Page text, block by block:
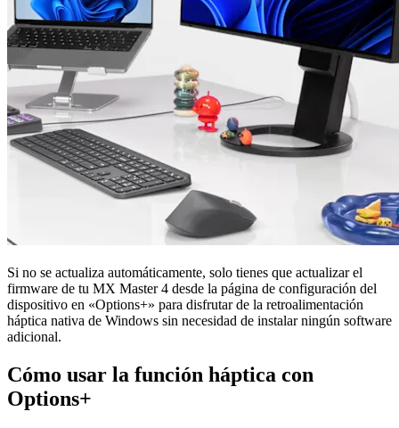
Si no se actualiza automáticamente, solo tienes que actualizar el
firmware de tu MX Master 4 desde la página de configuración del
dispositivo en «Options+» para disfrutar de la retroalimentación
háptica nativa de Windows sin necesidad de instalar ningún software
adicional.
Cómo usar la función háptica con
Options+